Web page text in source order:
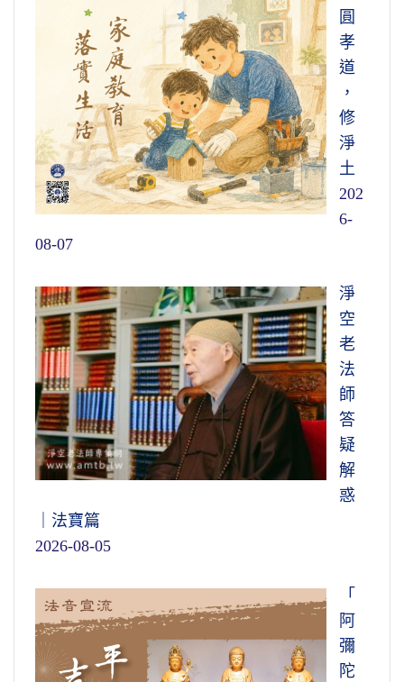
圓
孝
道
，
修
淨
土
202
6-
08-07
淨
空
老
法
師
答
疑
解
惑
｜法寶篇
2026-08-05
「
阿
彌
陀